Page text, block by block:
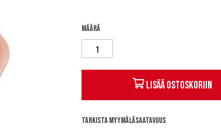
Määrä
Lisää ostoskoriin
Tarkista myymäläsaatavuus